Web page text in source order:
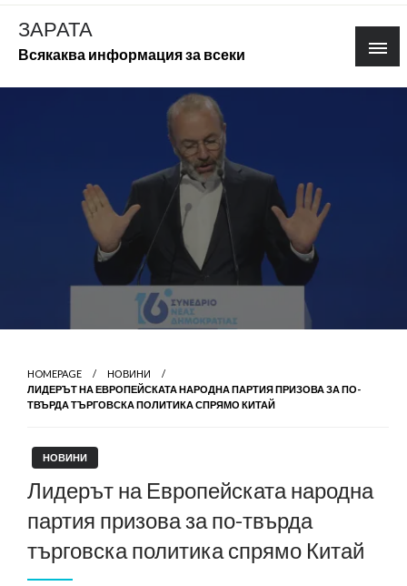
Skip
content
ЗАРАТА
Всякаква информация за всеки
HOMEPAGE
НОВИНИ
ЛИДЕРЪТ НА ЕВРОПЕЙСКАТА НАРОДНА ПАРТИЯ ПРИЗОВА ЗА ПО-
ТВЪРДА ТЪРГОВСКА ПОЛИТИКА СПРЯМО КИТАЙ
НОВИНИ
Лидерът на Европейската народна
партия призова за по-твърда
търговска политика спрямо Китай